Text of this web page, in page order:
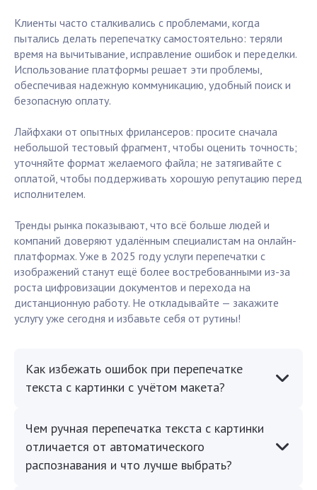
Клиенты часто сталкивались с проблемами, когда
пытались делать перепечатку самостоятельно: теряли
время на вычитывание, исправление ошибок и переделки.
Использование платформы решает эти проблемы,
обеспечивая надежную коммуникацию, удобный поиск и
безопасную оплату.
Лайфхаки от опытных фрилансеров: просите сначала
небольшой тестовый фрагмент, чтобы оценить точность;
уточняйте формат желаемого файла; не затягивайте с
оплатой, чтобы поддерживать хорошую репутацию перед
исполнителем.
Тренды рынка показывают, что всё больше людей и
компаний доверяют удалённым специалистам на онлайн-
платформах. Уже в 2025 году услуги перепечатки с
изображений станут ещё более востребованными из-за
роста цифровизации документов и перехода на
дистанционную работу. Не откладывайте — закажите
услугу уже сегодня и избавьте себя от рутины!
Как избежать ошибок при перепечатке
текста с картинки с учётом макета?
Чем ручная перепечатка текста с картинки
отличается от автоматического
распознавания и что лучше выбрать?